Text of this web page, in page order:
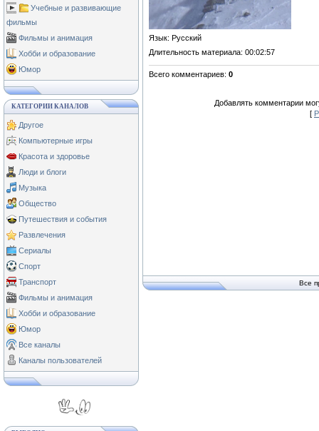
Учебные и развивающие
фильмы
Фильмы и анимация
Хобби и образование
Юмор
КАТЕГОРИИ КАНАЛОВ
Другое
Компьютерные игры
Красота и здоровье
Люди и блоги
Музыка
Общество
Путешествия и события
Развлечения
Сериалы
Спорт
Транспорт
Фильмы и анимация
Хобби и образование
Юмор
Все каналы
Каналы пользователей
Язык: Русский
Длительность материала: 00:02:57
Всего комментариев: 0
Добавлять комментарии
[
Все